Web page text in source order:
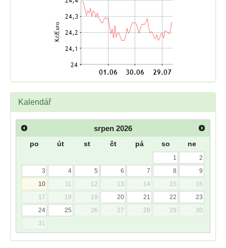
Kalendář
srpen 2026
po út st čt pá so ne
1
2
3
4 5 6 7 8
9
10
11 12 13 14 15
16
17
18 19 20 21 22
23
24
25 26 27 28 29
30
31